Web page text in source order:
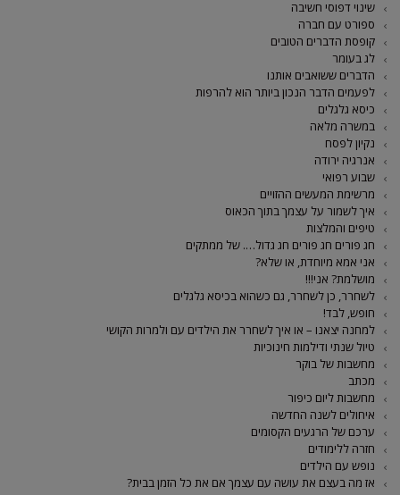
שינוי דפוסי חשיבה
ספורט עם חברה
קופסת הדברים הטובים
לג בעומר
הדברים ששואבים אותנו
לפעמים הדבר הנכון ביותר הוא להרפות
כיסא גלגלים
במשרה מלאה
נקיון לפסח
אנרגיה ירודה
שבוע רפואי
מרשימת המעשים ההזויים
איך לשמור על עצמך בתוך הכאוס
טיפים והמלצות
חג פורים חג פורים חג גדול…. של ממתקים
אני אמא מיוחדת, או שלא?
מושלמת? אני!!!
לשחרר, כן לשחרר, גם כשהוא בכיסא גלגלים
חופש, לבד!
למחנה יצאנו – או איך לשחרר את הילדים עם ולמרות הקושי
טיול שנתי ודילמות חינוכיות
מחשבות של בוקר
מכתב
מחשבות ליום כיפור
איחולים לשנה החדשה
ערכם של הרגעים הקסומים
חזרה ללימודים
נופש עם הילדים
אז מה בעצם את עושה עם עצמך אם את כל הזמן בבית?